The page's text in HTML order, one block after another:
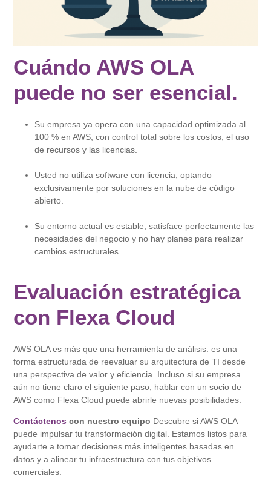
Cuándo AWS OLA
puede no ser esencial.
Su empresa ya opera con una capacidad optimizada al
100 % en AWS, con control total sobre los costos, el uso
de recursos y las licencias.
Usted no utiliza software con licencia, optando
exclusivamente por soluciones en la nube de código
abierto.
Su entorno actual es estable, satisface perfectamente las
necesidades del negocio y no hay planes para realizar
cambios estructurales.
Evaluación estratégica
con Flexa Cloud
AWS OLA es más que una herramienta de análisis: es una
forma estructurada de reevaluar su arquitectura de TI desde
una perspectiva de valor y eficiencia. Incluso si su empresa
aún no tiene claro el siguiente paso, hablar con un socio de
AWS como Flexa Cloud puede abrirle nuevas posibilidades.
Contáctenos con nuestro equipo Descubre si AWS OLA
puede impulsar tu transformación digital. Estamos listos para
ayudarte a tomar decisiones más inteligentes basadas en
datos y a alinear tu infraestructura con tus objetivos
comerciales.